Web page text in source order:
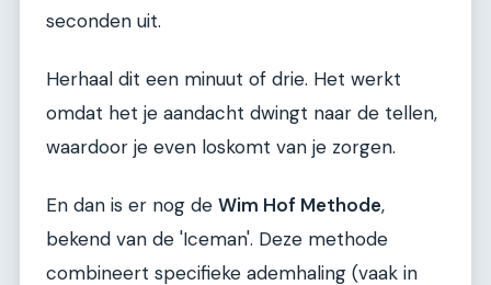
seconden uit.
Herhaal dit een minuut of drie. Het werkt
omdat het je aandacht dwingt naar de tellen,
waardoor je even loskomt van je zorgen.
En dan is er nog de Wim Hof Methode,
bekend van de 'Iceman'. Deze methode
combineert specifieke ademhaling (vaak in